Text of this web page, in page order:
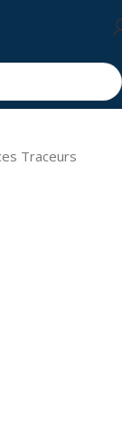
Traceurs